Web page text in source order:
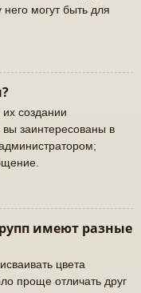
могут быть для
создании
заинтересованы в
имеют разные
цвета
проще отличать друг